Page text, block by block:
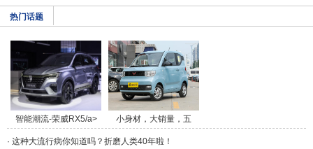
热门话题
智能潮流-荣威RX5/a>
小身材，大销量，五
菱/a>
· 这种大流行病你知道吗？折磨人类40年啦！